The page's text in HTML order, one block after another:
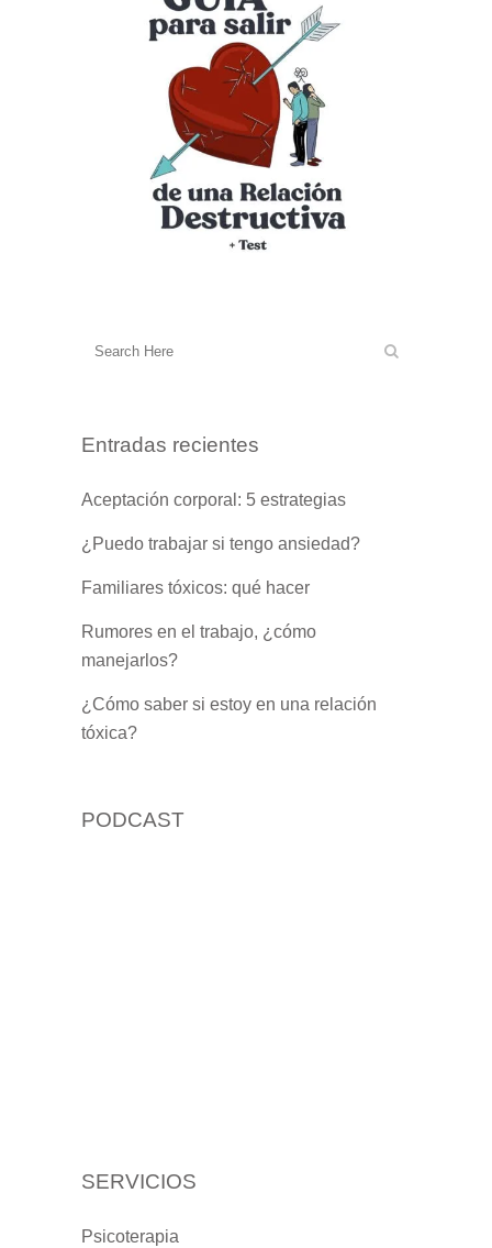
Entradas recientes
Aceptación corporal: 5 estrategias
¿Puedo trabajar si tengo ansiedad?
Familiares tóxicos: qué hacer
Rumores en el trabajo, ¿cómo
manejarlos?
¿Cómo saber si estoy en una relación
tóxica?
PODCAST
SERVICIOS
Psicoterapia